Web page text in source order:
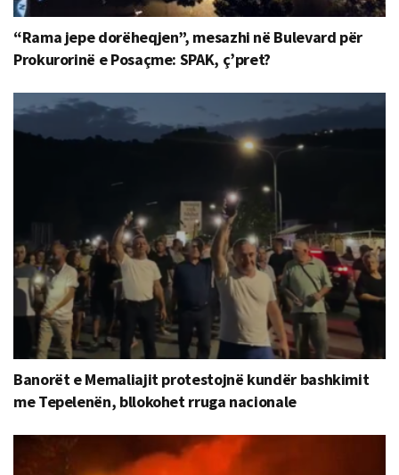
“Rama jepe dorëheqjen”, mesazhi në Bulevard për
Prokurorinë e Posaçme: SPAK, ç’pret?
Banorët e Memaliajit protestojnë kundër bashkimit
me Tepelenën, bllokohet rruga nacionale